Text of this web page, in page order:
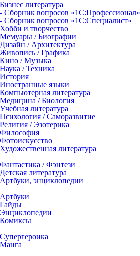
Бизнес литература
- Сборник вопросов «1С:Профессионал»
- Сборник вопросов «1С:Специалист»
Хобби и творчество
Мемуары / Биографии
Дизайн / Архитектура
Живопись / Графика
Кино / Музыка
Наука / Техника
История
Иностранные языки
Компьютерная литература
Медицина / Биология
Учебная литература
Психология / Саморазвитие
Религия / Эзотерика
Философия
Фотоискусство
Художественная литература
Фантастика / Фэнтези
Детская литература
Артбуки, энциклопедии
Артбуки
Гайды
Энциклопедии
Комиксы
Супергероика
Манга